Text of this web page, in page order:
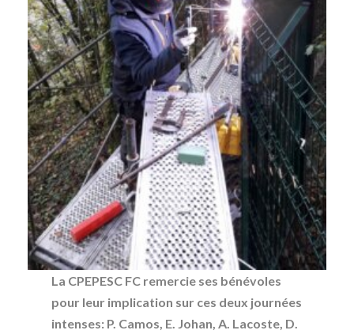
La CPEPESC FC remercie ses bénévoles
pour leur implication sur ces deux journées
intenses: P. Camos, E. Johan, A. Lacoste, D.